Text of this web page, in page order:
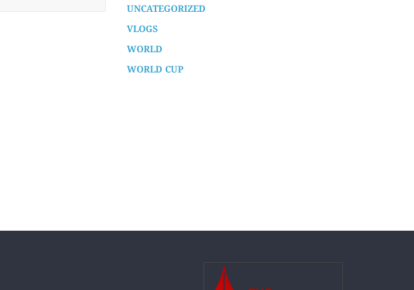
WORLD CUP